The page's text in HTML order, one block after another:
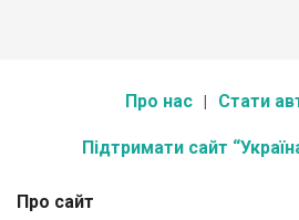
Про нас Стати
Підтримати сайт
Про сайт